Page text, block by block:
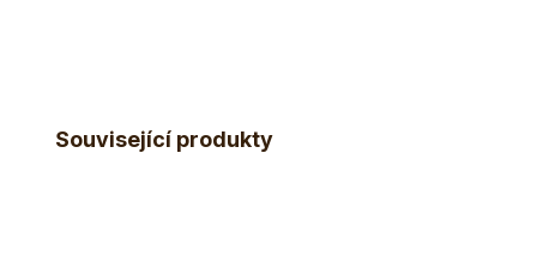
Související produkty